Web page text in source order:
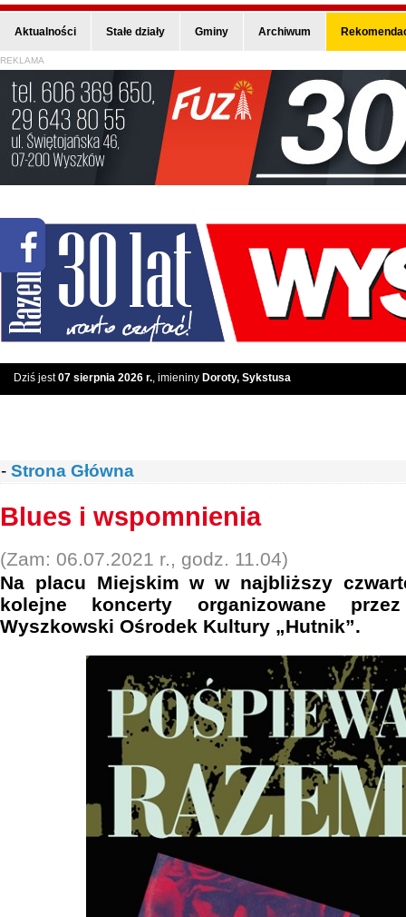
Aktualności Stałe działy Gminy Archiwum
REKLAMA
Dziś jest07 sierpnia 2026 r., imieniny Doroty, Sykstusa
- Strona Główna
Blues i wspomnienia
(Zam: 06.07.2021 r., godz. 11.04)
Na placu Miejskim w w najbliższy
kolejne koncerty organizowane
Wyszkowski Ośrodek Kultury „Hutnik”.